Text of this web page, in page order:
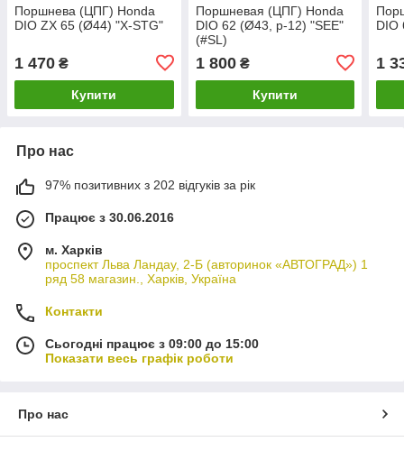
Поршнева (ЦПГ) Honda
DIO ZX 65 (Ø44) "X-STG"
1 470 ₴
Купити
Поршневая (ЦПГ) Honda
DIO 62 (Ø43, p-12) "SEE"
(#SL)
1 800₴
Купити
DIO
1
Про нас
97% позитивних з 202 відгуків за рік
Працює з 30.06.2016
м. Харків
проспект Льва Ландау, 2-Б (авторинок «АВТОГРАД») 1
ряд 58 магазин., Харків, Україна
Контакти
Сьогодні працює з 09:00 до 15:00
Показати весь графік роботи
Про нас